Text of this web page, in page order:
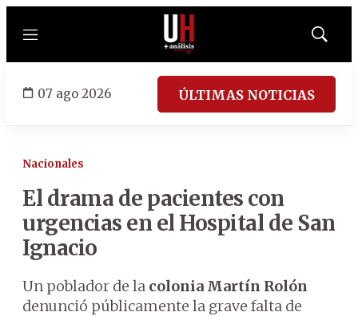
Menú
Mostrar
07 ago 2026 ÚLTIMAS NOTICIAS
Nacionales
El drama de pacientes con
urgencias en el Hospital de San
Ignacio
Un poblador de la colonia Martín Rolón
denunció públicamente la grave falta de